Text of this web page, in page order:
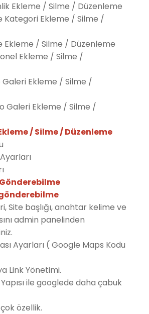
Ekleme / Silme / Düzenleme
Kategori Ekleme / Silme /
Ekleme / Silme / Düzenleme
Ekleme / Silme /
Galeri Ekleme / Silme /
Galeri Ekleme / Silme /
Ekleme / Silme / Düzenleme
Site başlığı, anahtar kelime ve
admin panelinden
Ayarları ( Google Maps Kodu
Link Yönetimi.
ile googlede daha çabuk
özellik.